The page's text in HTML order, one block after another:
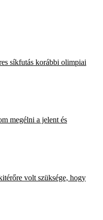
síkfutás korábbi olimpiai
megélni a jelent és
volt szüksége, hogy